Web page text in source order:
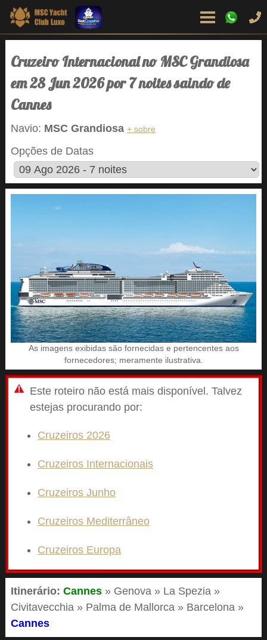
Cruzeiro Internacional no MSC Grandiosa
em 28 Jun 2026 por 7 noites saindo de
Cannes
Navio: MSC Grandiosa + sobre
Opções de Datas
As imagens exibidas são fornecidas e pertencentes aos
fornecedores; meramente ilustrativa.
Este roteiro não está mais disponível. Talvez
estejas procurando por:
Cruzeiros 2026
Cruzeiros Internacionais
Cruzeiros Junho
Cruzeiros Mediterrâneo
Cruzeiros Europa
Itinerário: Cannes » Genova » La Spezia »
Civitavecchia » Palma de Mallorca » Barcelona »
Cannes